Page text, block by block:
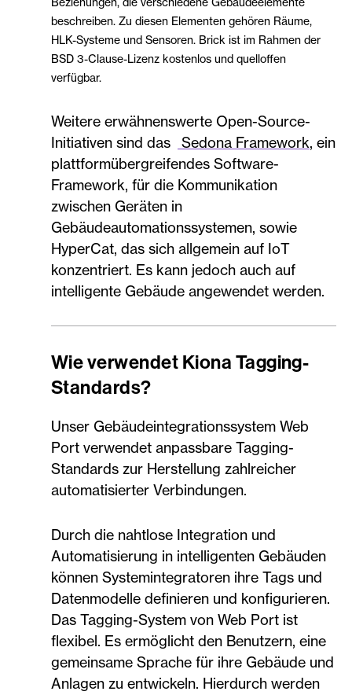
beschreiben. Zu diesen Elementen gehören Räume,
HLK-Systeme und Sensoren. Brick ist im Rahmen der
BSD 3-Clause-Lizenz kostenlos und quelloffen
verfügbar.
Weitere erwähnenswerte Open-Source-
Initiativen sind das
Sedona Framework, ein
plattformübergreifendes Software-
Framework, für die Kommunikation
zwischen Geräten in
Gebäudeautomationssystemen, sowie
HyperCat, das sich allgemein auf IoT
konzentriert. Es kann jedoch auch auf
intelligente Gebäude angewendet werden.
Wie verwendet Kiona Tagging-
Standards?
Unser Gebäudeintegrationssystem Web
Port verwendet anpassbare Tagging-
Standards zur Herstellung zahlreicher
automatisierter Verbindungen.
Durch die nahtlose Integration und
Automatisierung in intelligenten Gebäuden
können Systemintegratoren ihre Tags und
Datenmodelle definieren und konfigurieren.
Das Tagging-System von Web Port ist
flexibel. Es ermöglicht den Benutzern, eine
gemeinsame Sprache für ihre Gebäude und
Anlagen zu entwickeln. Hierdurch werden